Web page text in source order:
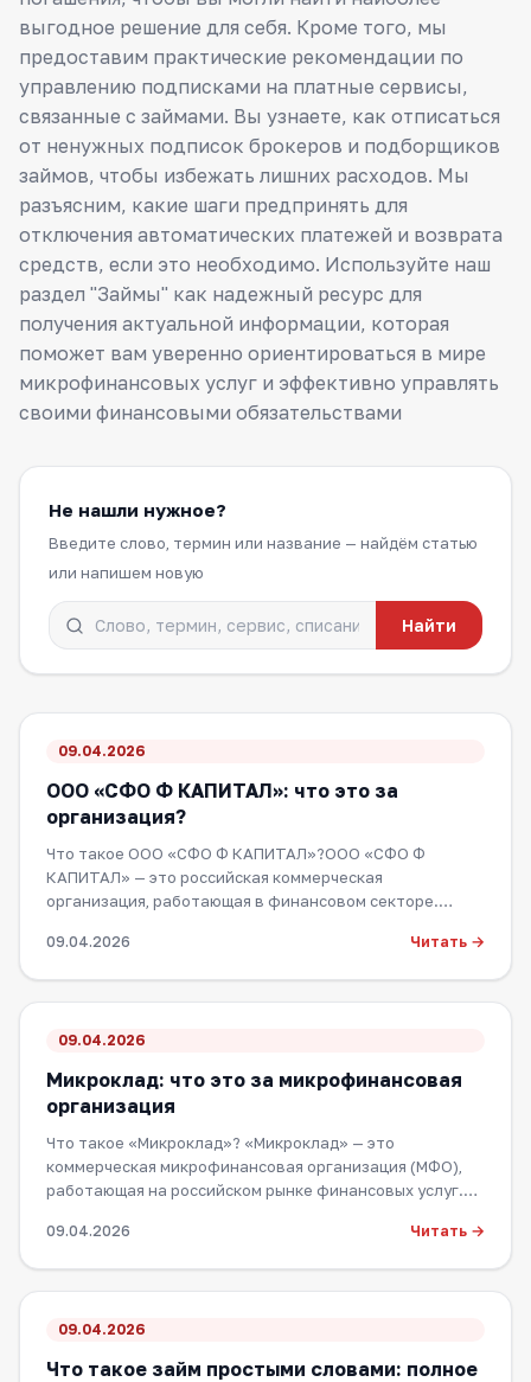
выгодное решение для себя. Кроме того, мы
предоставим практические рекомендации по
управлению подписками на платные сервисы,
связанные с займами. Вы узнаете, как отписаться
от ненужных подписок брокеров и подборщиков
займов, чтобы избежать лишних расходов. Мы
разъясним, какие шаги предпринять для
отключения автоматических платежей и возврата
средств, если это необходимо. Используйте наш
раздел "Займы" как надежный ресурс для
получения актуальной информации, которая
поможет вам уверенно ориентироваться в мире
микрофинансовых услуг и эффективно управлять
своими финансовыми обязательствами
Не нашли нужное?
Введите слово, термин или название — найдём статью
или напишем новую
Найти
09.04.2026
ООО «СФО Ф КАПИТАЛ»: что это за
организация?
Что такое ООО «СФО Ф КАПИТАЛ»?ООО «СФО Ф
КАПИТАЛ» — это российская коммерческая
организация, работающая в финансовом секторе.
09.04.2026 Читать →
09.04.2026
Микроклад: что это за микрофинансовая
организация
Что такое «Микроклад»? «Микроклад» — это
коммерческая микрофинансовая организация (МФО),
работающая на российском рынке финансовых услуг.
09.04.2026 Читать →
09.04.2026
Что такое займ простыми словами: полное